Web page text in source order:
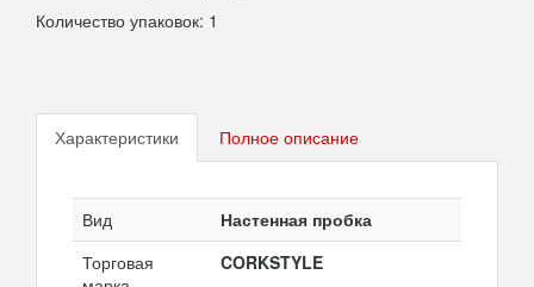
Количество упаковок: 1
Характеристики Полное описание
Вид
Настенная пробка
Торговая
CORKSTYLE